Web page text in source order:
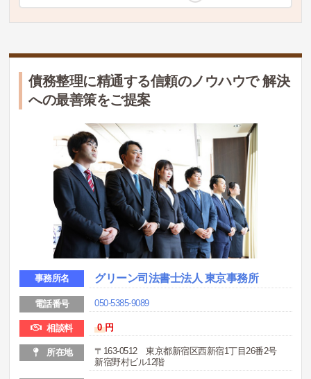
債務整理に精通する信頼のノウハウで 解決
への最善策をご提案
事務所名 グリーン司法書士法人 東京事務所
電話番号 050-5385-9089
相談料 0 円
所在地
〒163-0512 東京都新宿区西新宿1丁目26番2号
新宿野村ビル12階